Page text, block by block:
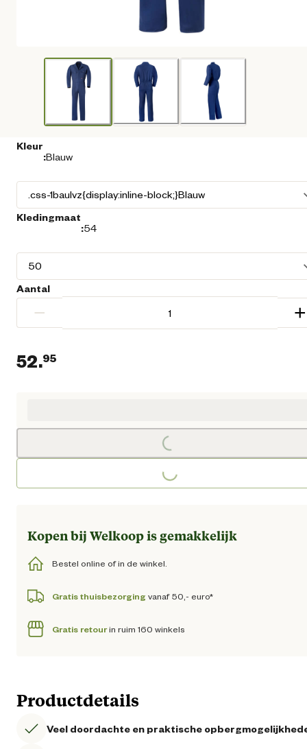
Kleur
:Blauw
Kledingmaat
:54
Aantal
− +
52.95
Loading...Loading...
Kopen bij Welkoop is gemakkelijk
Bestel online of in de winkel.
Gratis thuisbezorging vanaf 50,- euro*
Gratis retourin ruim 160 winkels
Productdetails
Veel doordachte en praktische